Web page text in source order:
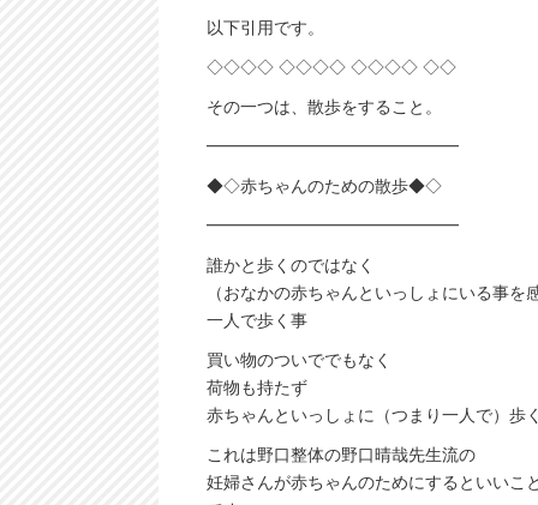
以下引用です。
◇◇◇◇ ◇◇◇◇ ◇◇◇◇ ◇◇
その一つは、散歩をすること。
━━━━━━━━━━━━━━━
◆◇赤ちゃんのための散歩◆◇
━━━━━━━━━━━━━━━
誰かと歩くのではなく
（おなかの赤ちゃんといっしょにいる事を
一人で歩く事
買い物のついででもなく
荷物も持たず
赤ちゃんといっしょに（つまり一人で）歩
これは野口整体の野口晴哉先生流の
妊婦さんが赤ちゃんのためにするといいこと